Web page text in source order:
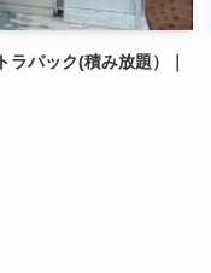
パック(積み放題）｜